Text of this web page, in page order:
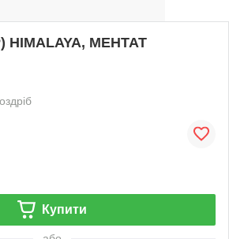
HIMALAYA, МЕНТАТ
Купити